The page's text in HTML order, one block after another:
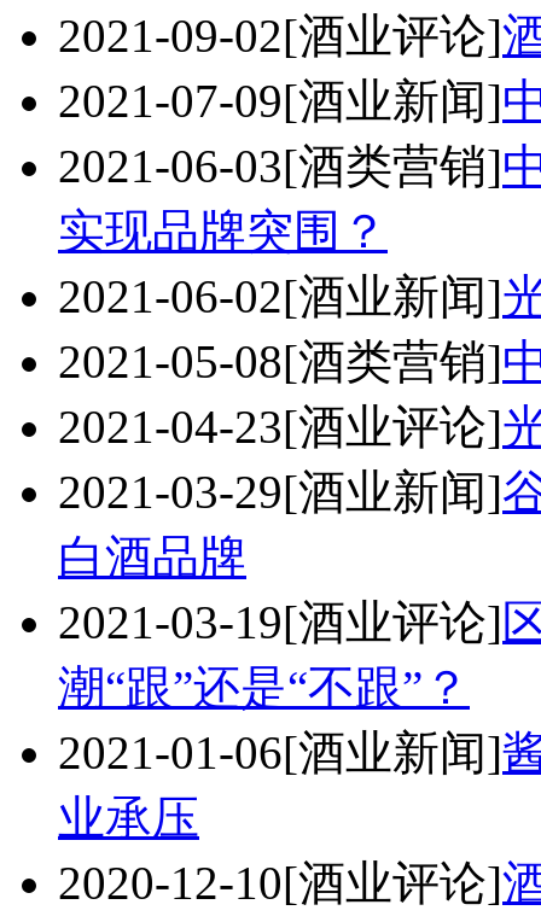
2021-09-02[酒业评论]
2021-07-09[酒业新闻]
2021-06-03[酒类营销]
实现品牌突围？
2021-06-02[酒业新闻]
2021-05-08[酒类营销]
2021-04-23[酒业评论]
2021-03-29[酒业新闻]
白酒品牌
2021-03-19[酒业评论]
潮“跟”还是“不跟”？
2021-01-06[酒业新闻]
业承压
2020-12-10[酒业评论]